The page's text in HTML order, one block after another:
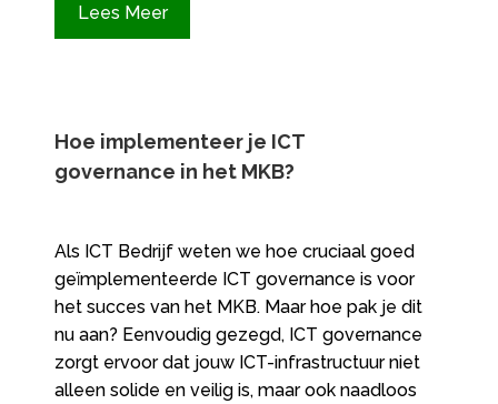
Lees Meer
Hoe implementeer je ICT
governance in het MKB?
Als ICT Bedrijf weten we hoe cruciaal goed
geïmplementeerde ICT governance is voor
het succes van het MKB. Maar hoe pak je dit
nu aan? Eenvoudig gezegd, ICT governance
zorgt ervoor dat jouw ICT-infrastructuur niet
alleen solide en veilig is, maar ook naadloos